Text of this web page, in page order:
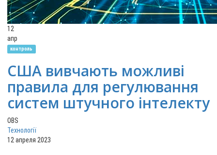
12
апр
контроль
США вивчають можливі
правила для регулювання
систем штучного інтелекту
OBS
Технології
12 апреля 2023